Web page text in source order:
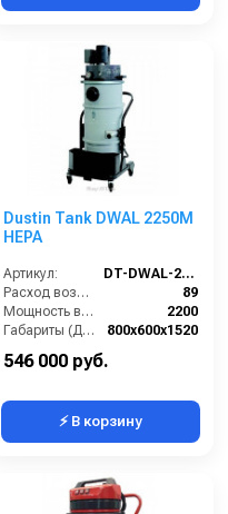
Dustin Tank DWAL 2250M
HEPA
Артикул:
DT-DWAL-2250M-HEPA
Расход воздуха (л/сек):
89
Мощность всасывающих турбин (Вт):
2200
Габариты (ДхШхВ):
800х600х1520
546 000 руб.
⚡ В корзину